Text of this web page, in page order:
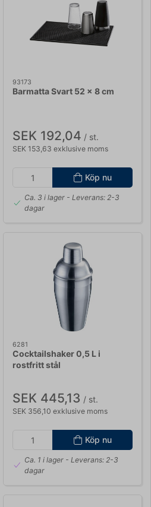
93173
Barmatta Svart 52 x 8 cm
SEK 192,04 / st.
SEK 153,63 exklusive moms
Köp nu
Ca. 3 i lager- Leverans: 2-3
dagar
6281
Cocktailshaker 0,5 L i
rostfritt stål
SEK 445,13 / st.
SEK 356,10 exklusive moms
Köp nu
Ca. 1 i lager- Leverans: 2-3
dagar